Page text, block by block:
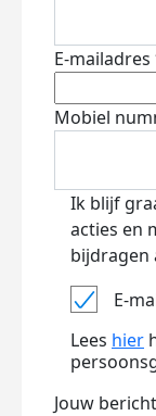
E-mailadres
Mobiel
Ik blijf
acties en
bijdragen
E-
Lees hier
Jouw